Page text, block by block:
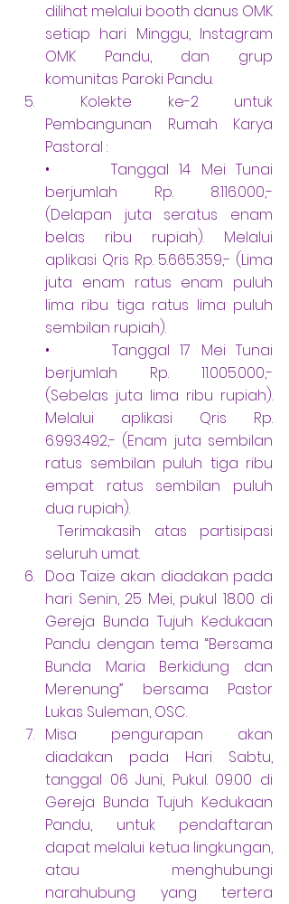
dilihat melalui booth danus OMK
setiap hari Minggu, Instagram
OMK Pandu, dan grup
komunitas Paroki Pandu.
Kolekte ke-2 untuk
Pembangunan Rumah Karya
Pastoral :
•      Tanggal 14 Mei Tunai
berjumlah Rp. 8.116.000,-
(Delapan juta seratus enam
belas ribu rupiah). Melalui
aplikasi Qris Rp. 5.665.359,- (Lima
juta enam ratus enam puluh
lima ribu tiga ratus lima puluh
sembilan rupiah).
•      Tanggal 17 Mei Tunai
berjumlah Rp. 11.005.000,-
(Sebelas juta lima ribu rupiah).
Melalui aplikasi Qris Rp.
6.993.492,- (Enam juta sembilan
ratus sembilan puluh tiga ribu
empat ratus sembilan puluh
dua rupiah).
Terimakasih atas partisipasi
seluruh umat.
Doa Taize akan diadakan pada
hari Senin, 25 Mei, pukul 18.00 di
Gereja Bunda Tujuh Kedukaan
Pandu dengan tema “Bersama
Bunda Maria Berkidung dan
Merenung” bersama Pastor
Lukas Suleman, OSC.
Misa pengurapan akan
diadakan pada Hari Sabtu,
tanggal 06 Juni, Pukul. 09.00 di
Gereja Bunda Tujuh Kedukaan
Pandu, untuk pendaftaran
dapat melalui ketua lingkungan,
atau menghubungi
narahubung yang tertera